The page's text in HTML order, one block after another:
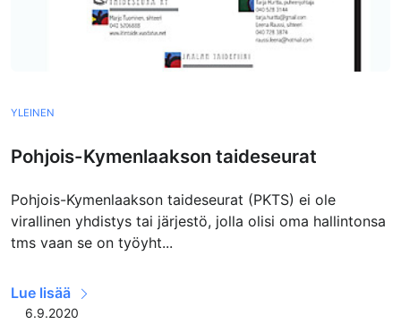
YLEINEN
Pohjois-Kymenlaakson taideseurat
Pohjois-Kymenlaakson taideseurat (PKTS) ei ole
virallinen yhdistys tai järjestö, jolla olisi oma hallintonsa
tms vaan se on työyht...
Lue lisää
6.9.2020